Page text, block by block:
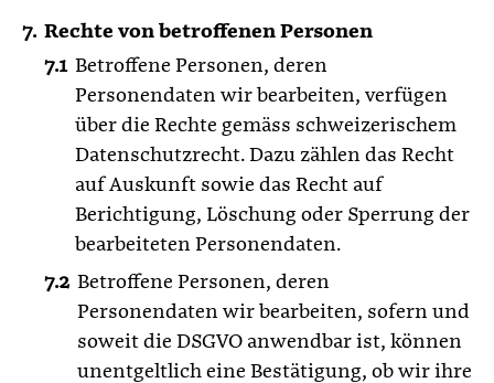
Rechte von betroffenen Personen
Betroffene Personen, deren
Personendaten wir bearbeiten, verfügen
über die Rechte gemäss schweizerischem
Datenschutzrecht. Dazu zählen das Recht
auf Auskunft sowie das Recht auf
Berichtigung, Löschung oder Sperrung der
bearbeiteten Personendaten.
Betroffene Personen, deren
Personendaten wir bearbeiten, sofern und
soweit die DSGVO anwendbar ist, können
unentgeltlich eine Bestätigung, ob wir ihre